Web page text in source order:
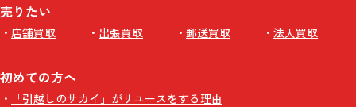
売りたい
店舗買取 出張買取 郵送買取 法人買取
初めての方へ
「引越しのサカイ」がリユースをする理由